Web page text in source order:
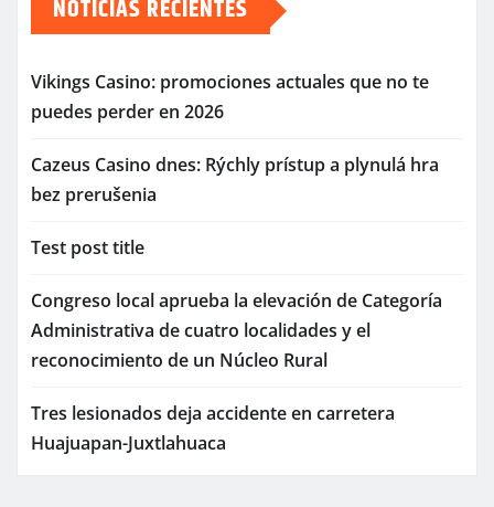
NOTICIAS RECIENTES
Vikings Casino: promociones actuales que no te
puedes perder en 2026
Cazeus Casino dnes: Rýchly prístup a plynulá hra
bez prerušenia
Test post title
Congreso local aprueba la elevación de Categoría
Administrativa de cuatro localidades y el
reconocimiento de un Núcleo Rural
Tres lesionados deja accidente en carretera
Huajuapan-Juxtlahuaca